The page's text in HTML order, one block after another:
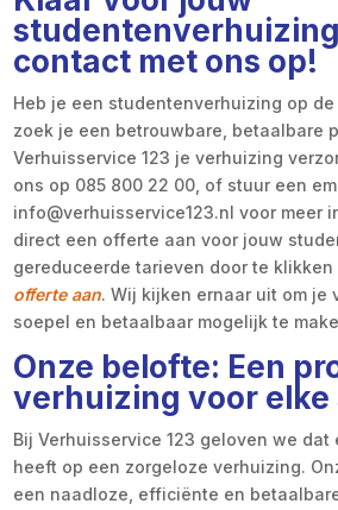
contact met ons op!
Heb je een studentenverhuizing op
zoek je een betrouwbare, betaalbare
Verhuisservice 123 je verhuizing
ons op 085 800 22 00, of stuur een
info@verhuisservice123.nl voor meer
direct een offerte aan voor jouw
gereduceerde tarieven door te klikken
offerte aan. Wij kijken ernaar uit om je
soepel en betaalbaar mogelijk te
Onze belofte: Een
verhuizing voor
Bij Verhuisservice 123 geloven we
heeft op een zorgeloze verhuizing.
een naadloze, efficiënte en